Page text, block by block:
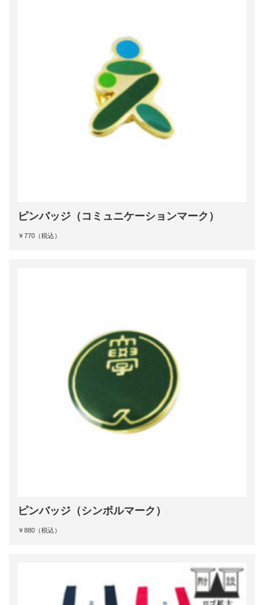
ピンバッジ（コミュニケーションマーク）
￥770（税込）
ピンバッジ（シンボルマーク）
￥880（税込）